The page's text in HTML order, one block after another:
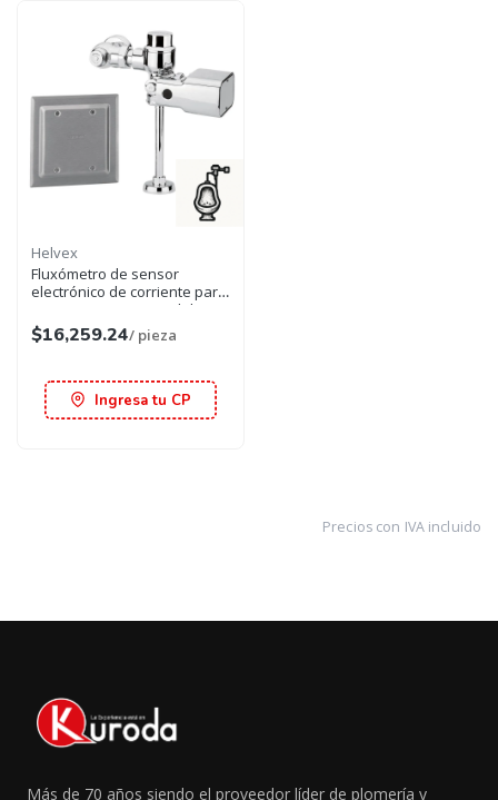
Helvex
Fluxómetro de sensor
electrónico de corriente para
mingitorio cromo spud de 19
mm
$16,259.24/ pieza
Ingresa tu CP
Precios con IVA incluido
Más de 70 años siendo el proveedor líder de plomería y